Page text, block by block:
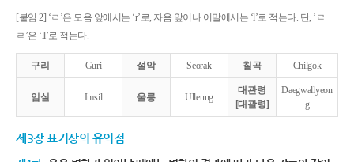
[붙임 2] ‘ㄹ’은 모음 앞에서는 ‘r’로, 자음 앞이나 어말에서는 ‘l’로 적는다. 단, ‘ㄹ
ㄹ’은 ‘ll’로 적는다.
구리 Guri 설악 Seorak 칠곡 Chilgok
임실 Imsil 울릉 Ulleung
대관령
[대괄령]
Daegwallyeon
g
제3장 표기상의 유의점